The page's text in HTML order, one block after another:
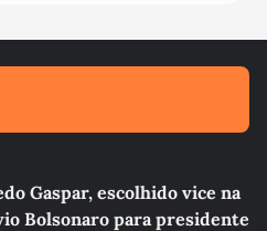
Gaspar, escolhido vice na
Bolsonaro para presidente